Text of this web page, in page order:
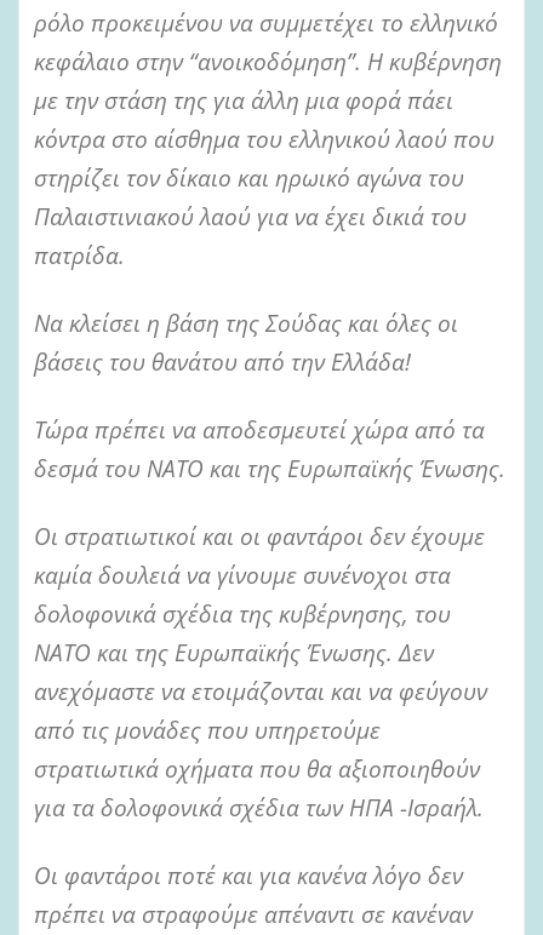
ρόλο προκειμένου να συμμετέχει το ελληνικό
κεφάλαιο στην “ανοικοδόμηση”. Η κυβέρνηση
με την στάση της για άλλη μια φορά πάει
κόντρα στο αίσθημα του ελληνικού λαού που
στηρίζει τον δίκαιο και ηρωικό αγώνα του
Παλαιστινιακού λαού για να έχει δικιά του
πατρίδα.
Να κλείσει η βάση της Σούδας και όλες οι
βάσεις του θανάτου από την Ελλάδα!
Τώρα πρέπει να αποδεσμευτεί χώρα από τα
δεσμά του ΝΑΤΟ και της Ευρωπαϊκής Ένωσης.
Οι στρατιωτικοί και οι φαντάροι δεν έχουμε
καμία δουλειά να γίνουμε συνένοχοι στα
δολοφονικά σχέδια της κυβέρνησης, του
ΝΑΤΟ και της Ευρωπαϊκής Ένωσης. Δεν
ανεχόμαστε να ετοιμάζονται και να φεύγουν
από τις μονάδες που υπηρετούμε
στρατιωτικά οχήματα που θα αξιοποιηθούν
για τα δολοφονικά σχέδια των ΗΠΑ -Ισραήλ.
Οι φαντάροι ποτέ και για κανένα λόγο δεν
πρέπει να στραφούμε απέναντι σε κανέναν